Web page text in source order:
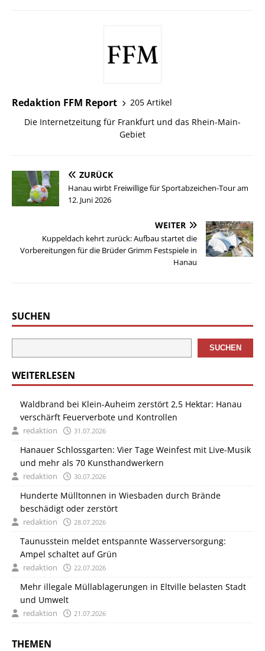
Redaktion FFM Report
205 Artikel
Die Internetzeitung für Frankfurt und das Rhein-Main-
Gebiet
ZURÜCK
Hanau wirbt Freiwillige für Sportabzeichen-Tour am
12. Juni 2026
WEITER
Kuppeldach kehrt zurück: Aufbau startet die
Vorbereitungen für die Brüder Grimm Festspiele in
Hanau
SUCHEN
SUCHEN
WEITERLESEN
Waldbrand bei Klein-Auheim zerstört 2,5 Hektar: Hanau
verschärft Feuerverbote und Kontrollen
redaktion 31.07.2026
Hanauer Schlossgarten: Vier Tage Weinfest mit Live-Musik
und mehr als 70 Kunsthandwerkern
redaktion 30.07.2026
Hunderte Mülltonnen in Wiesbaden durch Brände
beschädigt oder zerstört
redaktion 28.07.2026
Taunusstein meldet entspannte Wasserversorgung:
Ampel schaltet auf Grün
redaktion 22.07.2026
Mehr illegale Müllablagerungen in Eltville belasten Stadt
und Umwelt
redaktion 21.07.2026
THEMEN